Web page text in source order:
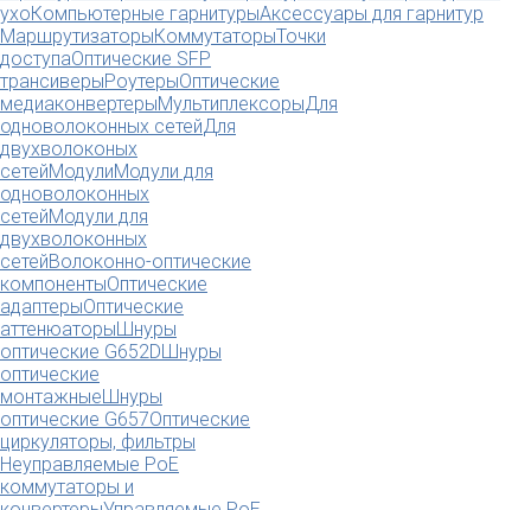
ухоКомпьютерные гарнитурыАксессуары для гарнитур
МаршрутизаторыКоммутаторыТочки
доступаОптические SFP
трансиверыРоутерыОптические
медиаконвертерыМультиплексорыДля
одноволоконных сетейДля
двухволоконых
сетейМодулиМодули для
одноволоконных
сетейМодули для
двухволоконных
сетейВолоконно-оптические
компонентыОптические
адаптерыОптические
аттенюаторыШнуры
оптические G652DШнуры
оптические
монтажныеШнуры
оптические G657Оптические
циркуляторы, фильтры
Неуправляемые PoE
коммутаторы и